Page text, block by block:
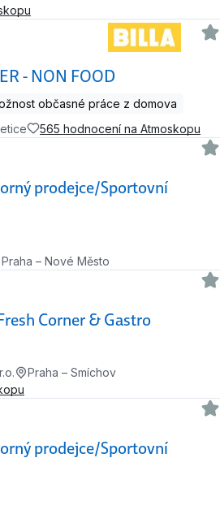
- NON FOOD
občasné práce z domova
565 hodnocení na Atmoskopu
prodejce/Sportovní
Praha – Nové Město
Corner & Gastro
Praha – Smíchov
prodejce/Sportovní